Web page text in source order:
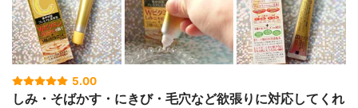
5.00
しみ・そばかす・にきび・毛穴など欲張りに対応してくれ